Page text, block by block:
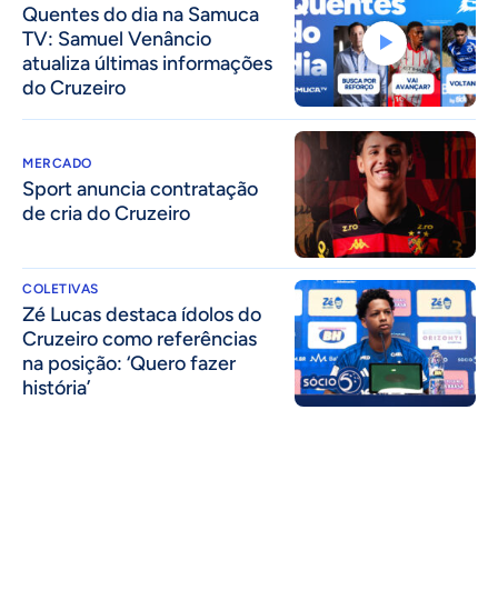
Quentes do dia na Samuca
TV: Samuel Venâncio
atualiza últimas informações
do Cruzeiro
MERCADO
Sport anuncia contratação
de cria do Cruzeiro
COLETIVAS
Zé Lucas destaca ídolos do
Cruzeiro como referências
na posição: ‘Quero fazer
história’